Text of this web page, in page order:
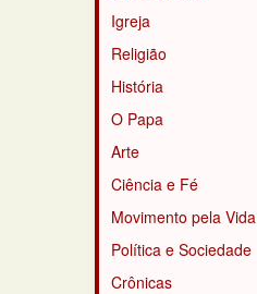
Igreja
Religião
História
O Papa
Arte
Ciência e Fé
Movimento pela Vida
Política e Sociedade
Crônicas